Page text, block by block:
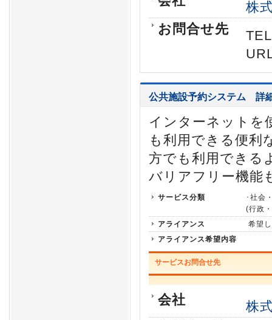
株
お問合せ先
公共施設予約システム 詳
インターネットを
も利用できる便利
方でも利用できる
バリアフリー機能
サービス分類
･社会
(行政
アライアンス
希望
アライアンス希望内容
サービスお問合せ先
会社
株